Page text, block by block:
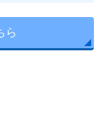
ら